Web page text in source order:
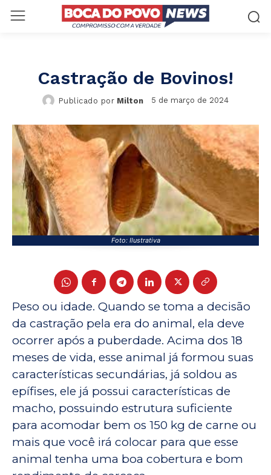
Castração de Bovinos!
Publicado por Milton 5 de março de 2024
Foto: Ilustrativa
Peso ou idade. Quando se toma a decisão
da castração pela era do animal, ela deve
ocorrer após a puberdade. Acima dos 18
meses de vida, esse animal já formou suas
características secundárias, já soldou as
epífises, ele já possui características de
macho, possuindo estrutura suficiente
para acomodar bem os 150 kg de carne ou
mais que você irá colocar para que esse
animal tenha uma boa cobertura e bom